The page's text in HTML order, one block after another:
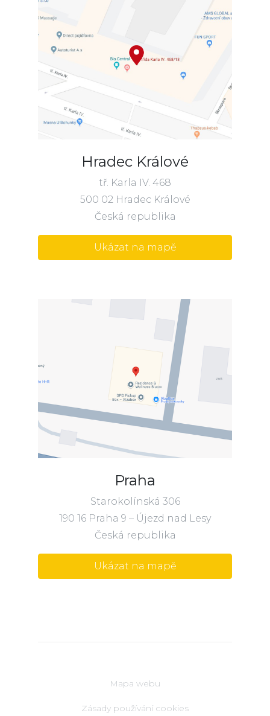
Hradec Králové
tř. Karla IV. 468
500 02 Hradec Králové
Česká republika
Ukázat na mapě
Praha
Starokolínská 306
190 16 Praha 9 – Újezd nad Lesy
Česká republika
Ukázat na mapě
Mapa webu
Zásady používání cookies